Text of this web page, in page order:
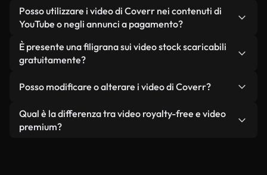
come LCP.
in pochi secondi un video personalizzato in
conformità con i nostri standard di licenza.
Non è richiesto alcun riconoscimento dell'autore.
Tutti i video presenti nella nostra libreria sono
senza citare il creatore, sebbene sia sempre
gradito.
Posso utilizzare i video di Coverr nei contenuti di
YouTube o negli annunci a pagamento?
Sì. Tutti i filmati di Coverr possono essere utilizzati
in video monetizzati su YouTube, promozioni sui
condizione che non si rivendano o ridistribuiscano
È presente una filigrana sui video stock scaricabili
gratuitamente?
reali o generati dall'intelligenza artificiale, include
filigrane. Avrai a disposizione filmati puliti e pronti
all'uso.
Posso modificare o alterare i video di Coverr?
Sì. Siete liberi di tagliare, ritagliare o remixare i
nostri video. Assicuratevi solo che il prodotto
Qual è la differenza tra video royalty-free e video
premium?